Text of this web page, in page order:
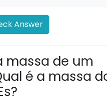
Answer
massa de um
é a massa